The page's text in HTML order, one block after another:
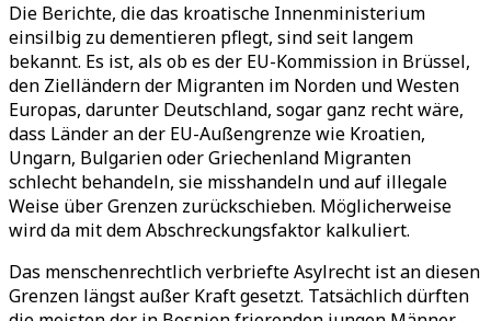
Die Berichte, die das kroatische Innenministerium
einsilbig zu dementieren pflegt, sind seit langem
bekannt. Es ist, als ob es der EU-Kommission in Brüssel,
den Zielländern der Migranten im Norden und Westen
Europas, darunter Deutschland, sogar ganz recht wäre,
dass Länder an der EU-Außengrenze wie Kroatien,
Ungarn, Bulgarien oder Griechenland Migranten
schlecht behandeln, sie misshandeln und auf illegale
Weise über Grenzen zurückschieben. Möglicherweise
wird da mit dem Abschreckungsfaktor kalkuliert.
Das menschenrechtlich verbriefte Asylrecht ist an diesen
Grenzen längst außer Kraft gesetzt. Tatsächlich dürften